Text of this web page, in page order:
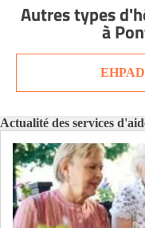
Aide à domicile
Aide à domicile
Aide à domicile
Aide à domicile
Recherche par ville
Autres types
à
Actualité des services